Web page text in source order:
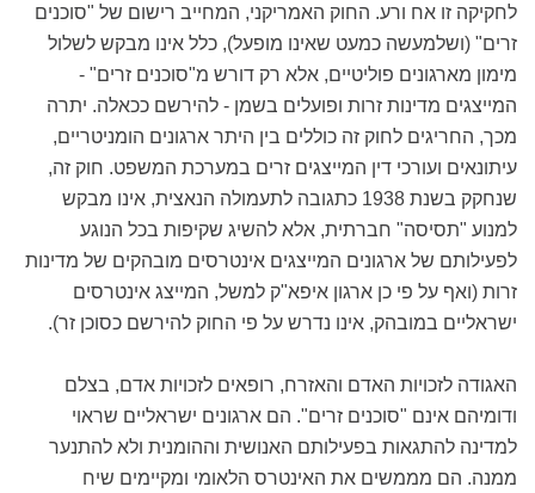
לחקיקה זו אח ורע. החוק האמריקני, המחייב רישום של "סוכנים
זרים" (ושלמעשה כמעט שאינו מופעל), כלל אינו מבקש לשלול
מימון מארגונים פוליטיים, אלא רק דורש מ"סוכנים זרים" -
המייצגים מדינות זרות ופועלים בשמן - להירשם ככאלה. יתרה
מכך, החריגים לחוק זה כוללים בין היתר ארגונים הומניטריים,
עיתונאים ועורכי דין המייצגים זרים במערכת המשפט. חוק זה,
שנחקק בשנת 1938 כתגובה לתעמולה הנאצית, אינו מבקש
למנוע "תסיסה" חברתית, אלא להשיג שקיפות בכל הנוגע
לפעילותם של ארגונים המייצגים אינטרסים מובהקים של מדינות
זרות (ואף על פי כן ארגון איפא"ק למשל, המייצג אינטרסים
ישראליים במובהק, אינו נדרש על פי החוק להירשם כסוכן זר).
האגודה לזכויות האדם והאזרח, רופאים לזכויות אדם, בצלם
ודומיהם אינם "סוכנים זרים". הם ארגונים ישראליים שראוי
למדינה להתגאות בפעילותם האנושית וההומנית ולא להתנער
ממנה. הם מממשים את האינטרס הלאומי ומקיימים שיח